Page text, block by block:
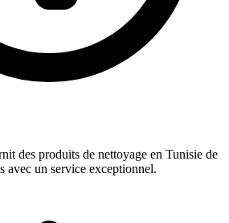
des produits de nettoyage en Tunisie de
avec un service exceptionnel.